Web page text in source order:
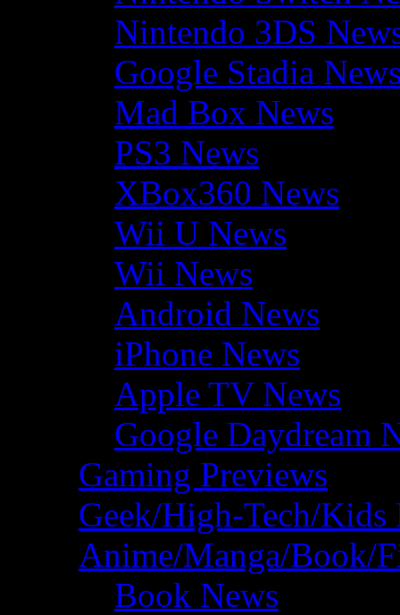
Nintendo 3DS
Google Stadia
Mad Box News
PS3 News
XBox360 News
Wii U News
Wii News
Android News
iPhone News
Apple TV News
Google Daydream
Gaming Previews
Geek/High-Tech/Kids
Anime/Manga/Book/
Book News